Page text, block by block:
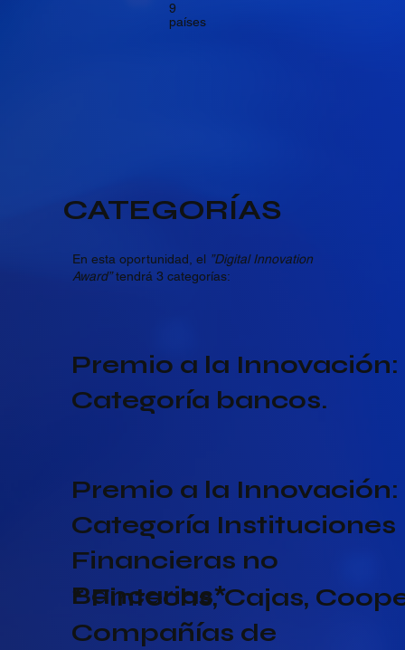
9
países
CATEGORÍAS
En esta oportunidad, el ”Digital Innovation
Award”tendrá 3 categorías:
Premio a la Innovación:
Categoría bancos.
Premio a la Innovación:
Categoría Instituciones
Financieras no
Bancarias*
* Fintechs, Cajas,
Compañías de